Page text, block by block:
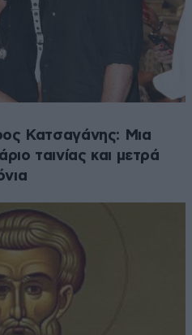
Κατσαγάνης: Μια
ταινίας και μετρά